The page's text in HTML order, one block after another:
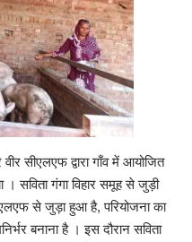
सीएलएफ द्वारा गाँव में आयोजित
सविता गंगा विहार समूह से जुड़ी
से जुड़ा हुआ है, परियोजना का
बनाना है । इस दौरान सविता